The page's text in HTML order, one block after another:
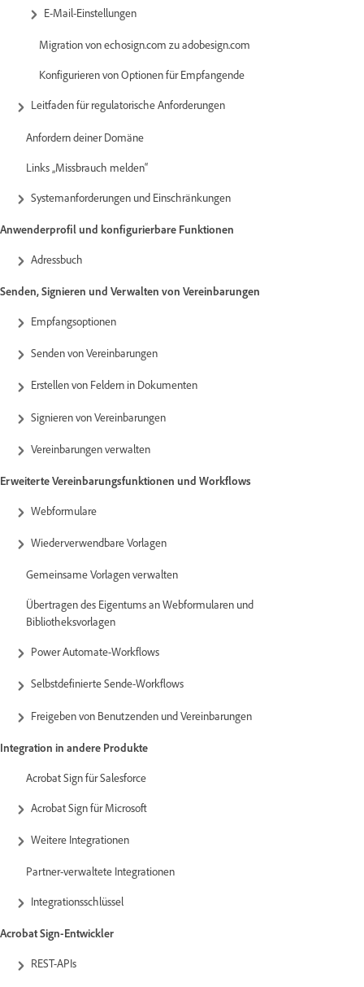
E-Mail-Einstellungen
Migration von echosign.com zu adobesign.com
Konfigurieren von Optionen für Empfangende
Leitfaden für regulatorische Anforderungen
Anfordern deiner Domäne
Links „Missbrauch melden“
Systemanforderungen und Einschränkungen
Anwenderprofil und konfigurierbare Funktionen
Adressbuch
Senden, Signieren und Verwalten von Vereinbarungen
Empfangsoptionen
Senden von Vereinbarungen
Erstellen von Feldern in Dokumenten
Signieren von Vereinbarungen
Vereinbarungen verwalten
Erweiterte Vereinbarungsfunktionen und Workflows
Webformulare
Wiederverwendbare Vorlagen
Gemeinsame Vorlagen verwalten
Übertragen des Eigentums an Webformularen und
Bibliotheksvorlagen
Power Automate-Workflows
Selbstdefinierte Sende-Workflows
Freigeben von Benutzenden und Vereinbarungen
Integration in andere Produkte
Acrobat Sign für Salesforce
Acrobat Sign für Microsoft
Weitere Integrationen
Partner-verwaltete Integrationen
Integrationsschlüssel
Acrobat Sign-Entwickler
REST-APIs